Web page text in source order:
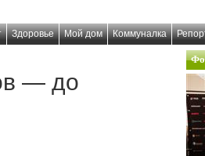
Здоровье Мой дом Коммуналка
— до